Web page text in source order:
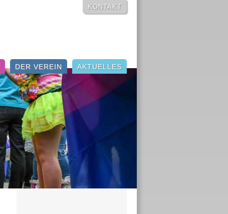
NAVIGATION
ÜBERSPRINGEN
KONTAKT
DER VEREIN AKTUELLES